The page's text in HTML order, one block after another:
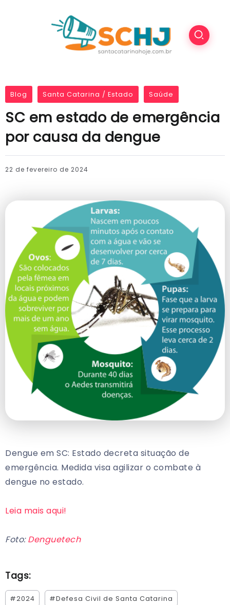
Blog Santa Catarina / Estado Saúde
SC em estado de emergência
por causa da dengue
22 de fevereiro de 2024
Dengue em SC: Estado decreta situação de
emergência. Medida visa agilizar o combate à
dengue no estado.
Leia mais aqui!
Foto:Denguetech
Tags:
#2024 #Defesa Civil de Santa Catarina